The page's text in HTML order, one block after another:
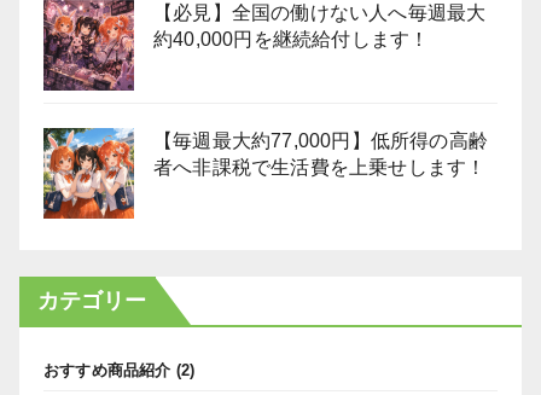
【必見】全国の働けない人へ毎週最大
約40,000円を継続給付します！
【毎週最大約77,000円】低所得の高齢
者へ非課税で生活費を上乗せします！
カテゴリー
おすすめ商品紹介 (2)